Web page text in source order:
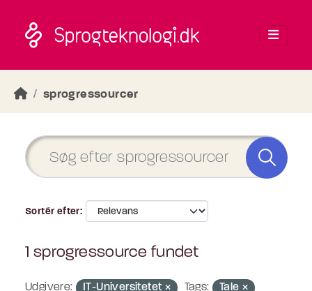
sprogressourcer
Sortér efter
1 sprogressource fundet
Udgivere: IT-Universitetet Tags:
Tale